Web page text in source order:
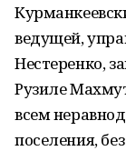
ведущей,
Нестеренко,
Рузиле
всем
поселения,